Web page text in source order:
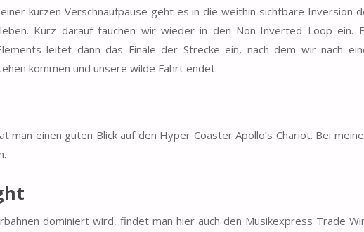
kurzen Verschnaufpause geht es in die weithin sichtbare Inversion
Kurz darauf tauchen wir wieder in den Non-Inverted Loop ein.
leitet dann das Finale der Strecke ein, nach dem wir nach
kommen und unsere wilde Fahrt endet.
man einen guten Blick auf den Hyper Coaster Apollo’s Chariot. Bei
dominiert wird, findet man hier auch den Musikexpress Trade